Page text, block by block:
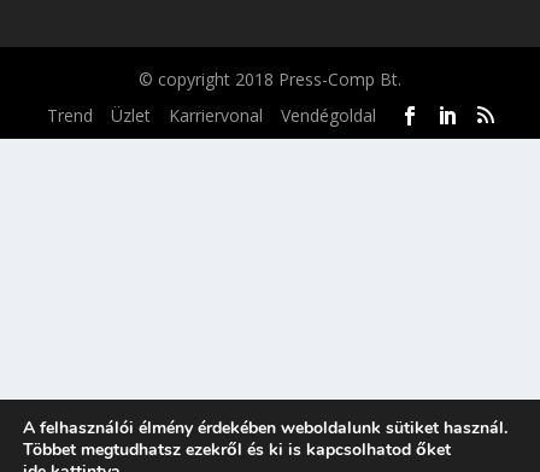
© copyright 2018 Press-Comp Bt.
Trend
Üzlet Karriervonal Vendégoldal
A felhasználói élmény érdekében weboldalunk sütiket használ.
Többet megtudhatsz ezekről és ki is kapcsolhatod őket